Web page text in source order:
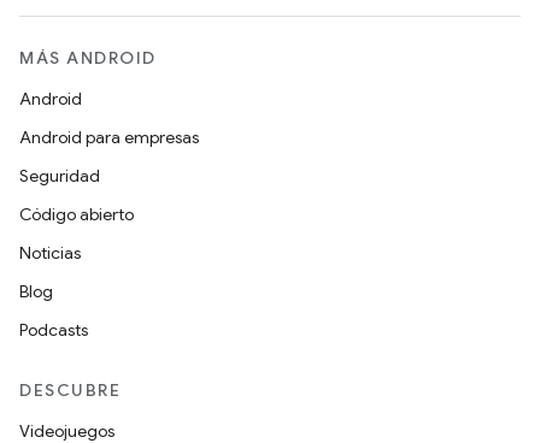
MÁS ANDROID
Android
Android para empresas
Seguridad
Código abierto
Noticias
Blog
Podcasts
DESCUBRE
Videojuegos